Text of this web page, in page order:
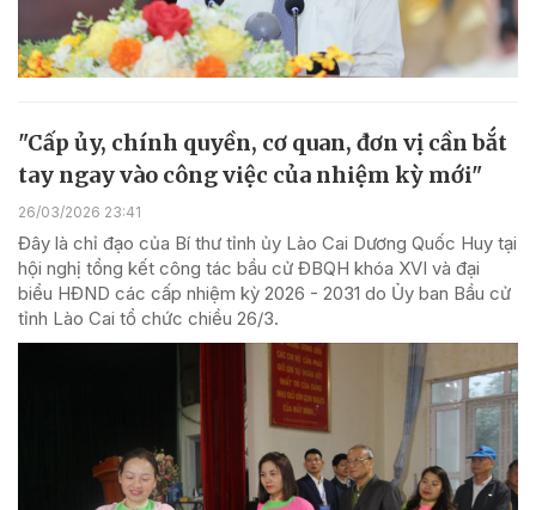
"Cấp ủy, chính quyền, cơ quan, đơn vị cần bắt
tay ngay vào công việc của nhiệm kỳ mới"
26/03/2026 23:41
Đây là chỉ đạo của Bí thư tỉnh ủy Lào Cai Dương Quốc Huy tại
hội nghị tổng kết công tác bầu cử ĐBQH khóa XVI và đại
biểu HĐND các cấp nhiệm kỳ 2026 - 2031 do Ủy ban Bầu cử
tỉnh Lào Cai tổ chức chiều 26/3.